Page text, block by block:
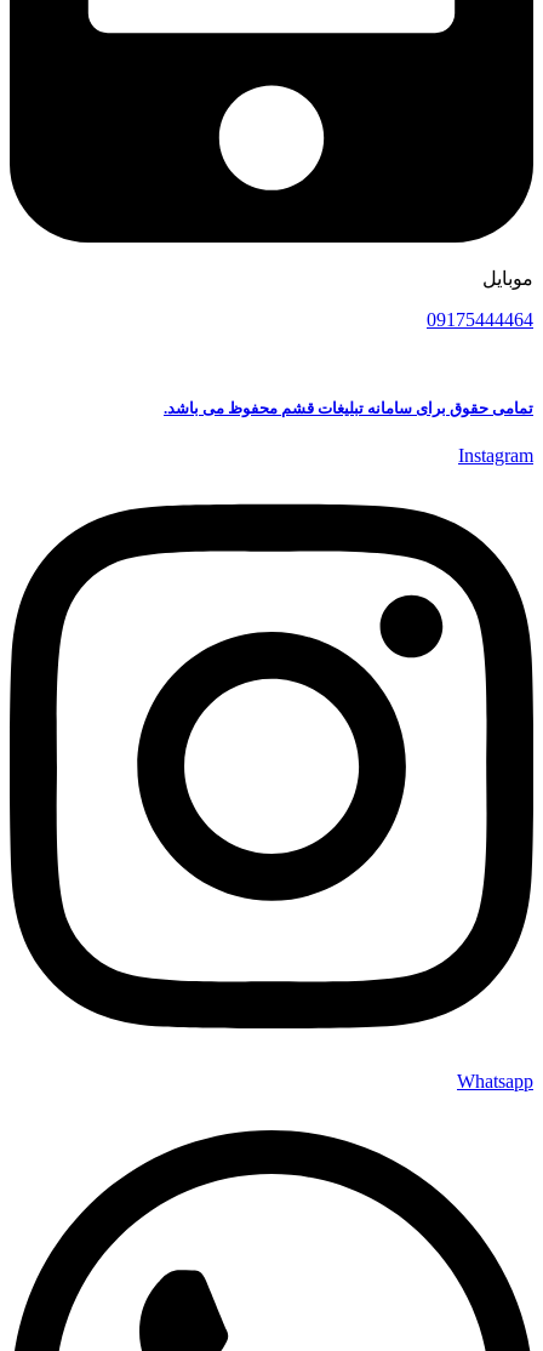
موبایل
09175444464
تمامی حقوق برای سامانه تبلیغات قشم محفوظ می باشد.
Instagram
Whatsapp